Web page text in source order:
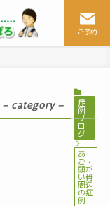
ご予約
– category – 症
例
ブ
ロ
グ
あ
ご・
頭が
い骨
周辺
の症
例